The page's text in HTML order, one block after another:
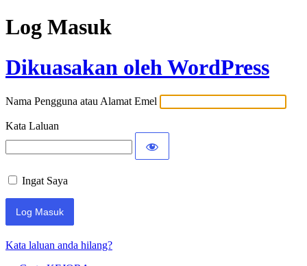
Log Masuk
Dikuasakan oleh WordPress
Nama Pengguna atau Alamat Emel
Kata Laluan
Ingat Saya
Kata laluan anda hilang?